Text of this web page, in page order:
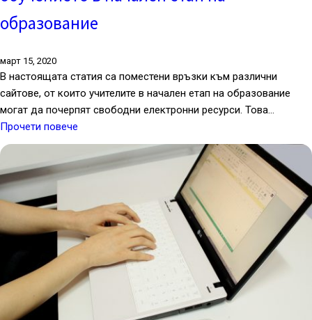
образование
март 15, 2020
В настоящата статия са поместени връзки към различни
сайтове, от които учителите в начален етап на образование
могат да почерпят свободни електронни ресурси. Това…
Прочети повече